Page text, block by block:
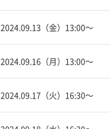
2024.09.13（金）13:00〜
2024.09.16（月）13:00〜
2024.09.17（火）16:30〜